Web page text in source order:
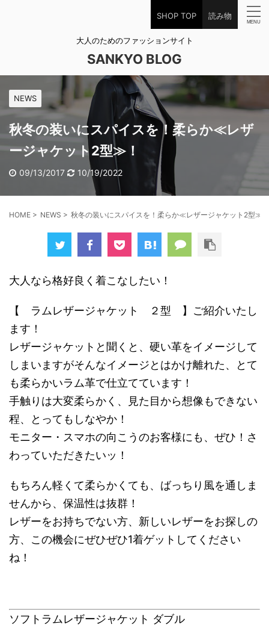
SHOP TOP 読み物
大人のためのファッションサイト
SANKYO BLOG
NEWS
秋冬の装いにスパイスを！柔らか≪レザ
ージャケット2型≫！
09/13/2017 10/19/2022
HOME > NEWS > 秋冬の装いにスパイスを！柔らか≪レザージャケット2型≫！
大人なら格好良く着こなしたい！
【 ラムレザージャケット ２型 】ご紹介いたし
ます！
レザージャケットと聞くと、硬い革をイメージして
しまいますがそんなイメージとはかけ離れた、とて
も柔らかいラム革で仕立てています！
手触りは大変柔らかく、見た目から想像もできない
程、とってもしなやか！
モニター・スマホの向こうのお客様にも、ぜひ！さ
わっていただきたいッ！
もちろん軽くて柔らかくても、ばっちり風を通しま
せんから、保温性は抜群！
レザーをお持ちでない方、新しいレザーをお探しの
方、この機会にぜひぜひ1着ゲットしてください
ね！
ソフトラムレザージャケット ダブル